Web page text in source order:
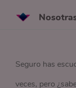
Seguro has
veces, pero